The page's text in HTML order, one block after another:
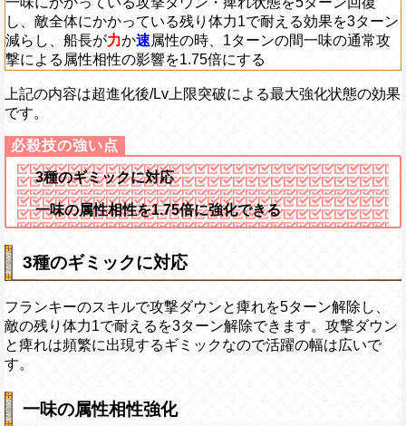
し、敵全体にかかっている残り体力1で耐える効果を3ターン
減らし、船長が力か速属性の時、1ターンの間一味の通常攻
撃による属性相性の影響を1.75倍にする
上記の内容は超進化後/Lv上限突破による最大強化状態の効果
です。
3種のギミックに対応
一味の属性相性を1.75倍に強化できる
3種のギミックに対応
フランキーのスキルで攻撃ダウンと痺れを5ターン解除し、
敵の残り体力1で耐えるを3ターン解除できます。攻撃ダウン
と痺れは頻繁に出現するギミックなので活躍の幅は広いで
す。
一味の属性相性強化